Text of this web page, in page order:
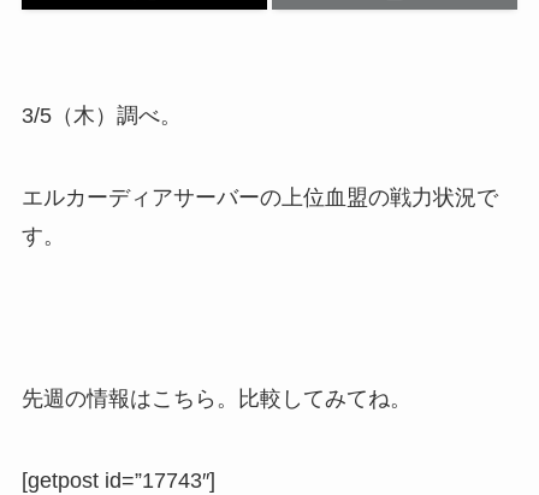
3/5（木）調べ。
エルカーディアサーバーの上位血盟の戦力状況で
す。
先週の情報はこちら。比較してみてね。
[getpost id=”17743″]